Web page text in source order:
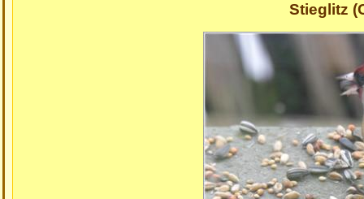
Stieglitz